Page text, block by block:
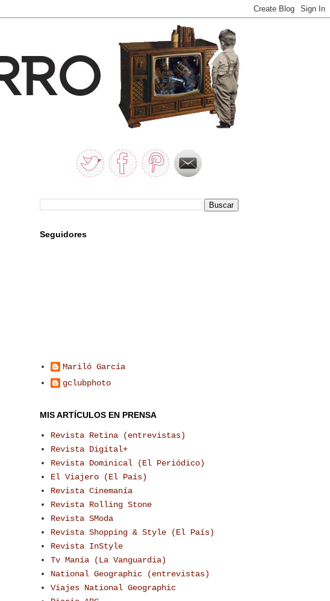
Seguidores
Mariló García
gclubphoto
MIS ARTÍCULOS EN PRENSA
Revista Retina (entrevistas)
Revista Digital+
Revista Dominical (El Periódico)
El Viajero (El País)
Revista Cinemanía
Revista Rolling Stone
Revista SModa
Revista Shopping & Style (El País)
Revista InStyle
Tv Manía (La Vanguardia)
National Geographic (entrevistas)
Viajes National Geographic